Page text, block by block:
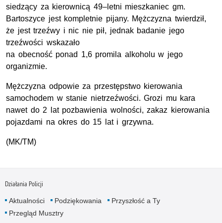
siedzący za kierownicą 49–letni mieszkaniec gm.
Bartoszyce jest kompletnie pijany. Mężczyzna twierdził,
że jest trzeźwy i nic nie pił, jednak badanie jego
trzeźwości wskazało
na obecność ponad 1,6 promila alkoholu w jego
organizmie.
Mężczyzna odpowie za przestępstwo kierowania
samochodem w stanie nietrzeźwości. Grozi mu kara
nawet do 2 lat pozbawienia wolności, zakaz kierowania
pojazdami na okres do 15 lat i grzywna.
(MK/TM)
Działania Policji
Aktualności Podziękowania
Przyszłość a Ty
Przegląd Musztry